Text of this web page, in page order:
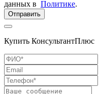
данных в Политике.
Отправить
Купить КонсультантПлюс